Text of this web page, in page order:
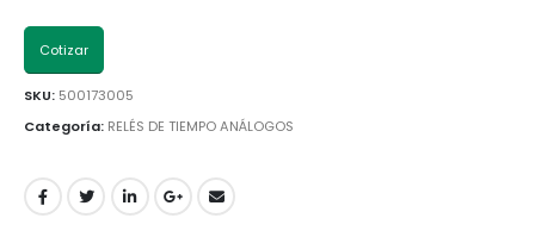
Cotizar
SKU: 500173005
Categoría: RELÉS DE TIEMPO ANÁLOGOS